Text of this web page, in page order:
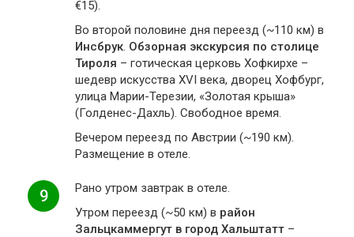
€15).
Во второй половине дня переезд (~110 км) в
Инсбрук. Обзорная экскурсия по столице
Тироля – готическая церковь Хофкирхе –
шедевр искусства XVI века, дворец Хофбург,
улица Марии-Терезии, «Золотая крыша»
(Голденес-Дахль). Свободное время.
Вечером переезд по Австрии (~190 км).
Размещение в отеле.
9
Рано утром завтрак в отеле.
Утром переезд (~50 км) в район
Зальцкаммергут в город Хальштатт –